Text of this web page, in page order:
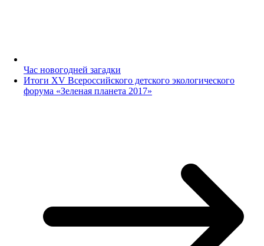
Час новогодней загадки
Итоги XV Всероссийского детского экологического
форума «Зеленая планета 2017»